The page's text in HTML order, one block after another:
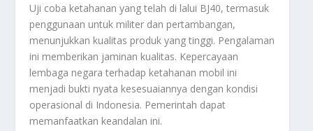
Uji coba ketahanan yang telah di lalui BJ40, termasuk
penggunaan untuk militer dan pertambangan,
menunjukkan kualitas produk yang tinggi. Pengalaman
ini memberikan jaminan kualitas. Kepercayaan
lembaga negara terhadap ketahanan mobil ini
menjadi bukti nyata kesesuaiannya dengan kondisi
operasional di Indonesia. Pemerintah dapat
memanfaatkan keandalan ini.